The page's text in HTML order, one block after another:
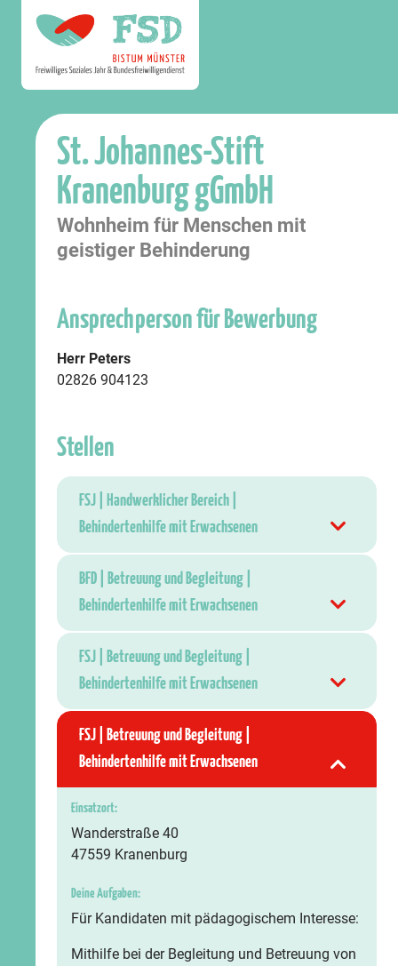
St. Johannes-Stift
Kranenburg gGmbH
Wohnheim für Menschen mit
geistiger Behinderung
Ansprechperson für Bewerbung
Herr Peters
02826 904123
Stellen
FSJ | Handwerklicher Bereich |
Behindertenhilfe mit Erwachsenen
BFD | Betreuung und Begleitung |
Behindertenhilfe mit Erwachsenen
FSJ | Betreuung und Begleitung |
Behindertenhilfe mit Erwachsenen
FSJ | Betreuung und Begleitung |
Behindertenhilfe mit Erwachsenen
Einsatzort:
Wanderstraße 40
47559 Kranenburg
Deine Aufgaben:
Für Kandidaten mit pädagogischem Interesse:
Mithilfe bei der Begleitung und Betreuung von